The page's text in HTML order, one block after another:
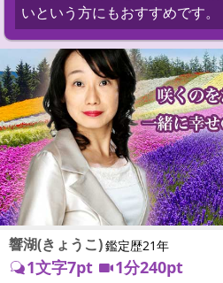
いという方にもおすすめです。
響湖(きょうこ)鑑定歴21年
1文字7pt
1分240pt